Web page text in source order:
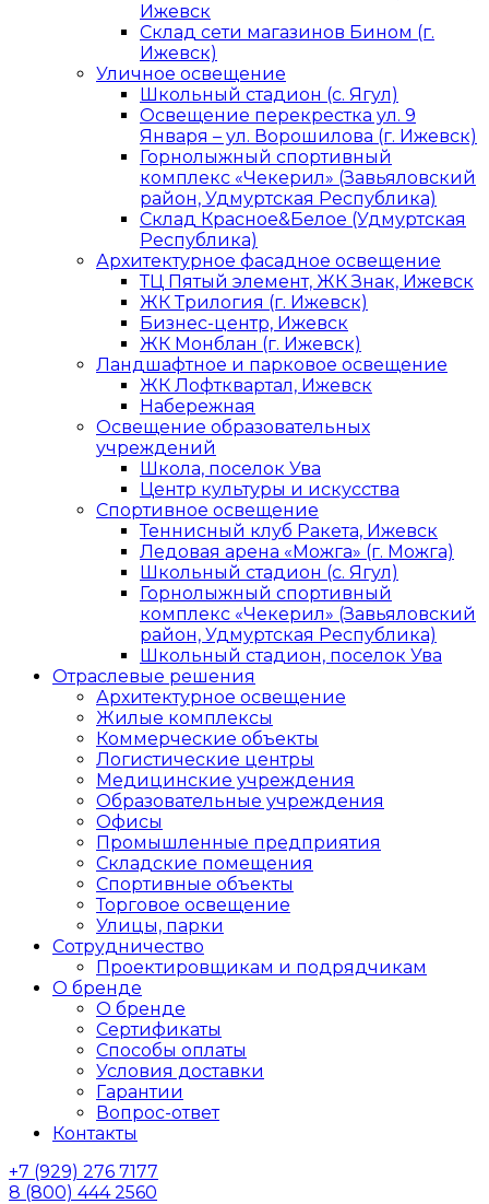
Ижевск
Склад сети магазинов Бином (г.
Ижевск)
Уличное освещение
Школьный стадион (с. Ягул)
Освещение перекрестка ул. 9
Января – ул. Ворошилова (г. Ижевск)
Горнолыжный спортивный
комплекс «Чекерил» (Завьяловский
район, Удмуртская Республика)
Склад Красное&Белое (Удмуртская
Республика)
Архитектурное фасадное освещение
ТЦ Пятый элемент, ЖК Знак, Ижевск
ЖК Трилогия (г. Ижевск)
Бизнес-центр, Ижевск
ЖК Монблан (г. Ижевск)
Ландшафтное и парковое освещение
ЖК Лофтквартал, Ижевск
Набережная
Освещение образовательных
учреждений
Школа, поселок Ува
Центр культуры и искусства
Спортивное освещение
Теннисный клуб Ракета, Ижевск
Ледовая арена «Можга» (г. Можга)
Школьный стадион (с. Ягул)
Горнолыжный спортивный
комплекс «Чекерил» (Завьяловский
район, Удмуртская Республика)
Школьный стадион, поселок Ува
Отраслевые решения
Архитектурное освещение
Жилые комплексы
Коммерческие объекты
Логистические центры
Медицинские учреждения
Образовательные учреждения
Офисы
Промышленные предприятия
Складские помещения
Спортивные объекты
Торговое освещение
Улицы, парки
Сотрудничество
Проектировщикам и подрядчикам
О бренде
О бренде
Сертификаты
Способы оплаты
Условия доставки
Гарантии
Вопрос-ответ
Контакты
+7 (929) 276 7177
8 (800) 444 2560